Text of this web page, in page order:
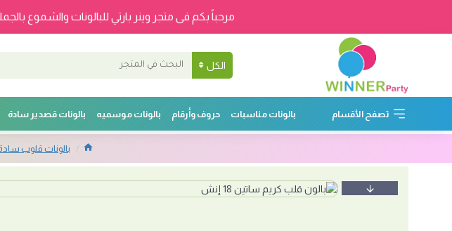
مرحباً بكم فى متجر وينر بارتي للبالونات والشموع
الكل
تصفح الأقسام بالونات مناسبات حروف وأرقام بالونات موسميه بالونات قصدير سادة
بالونات قلوب